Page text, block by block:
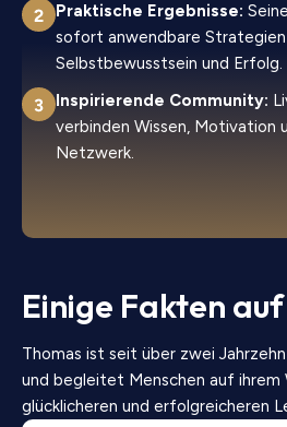
Praktische Ergebnisse:
sofort anwendbare
Selbstbewusstsein und Erfolg.
Inspirierende Community:
verbinden Wissen, Motivation
Netzwerk.
Einige Fakten
Thomas ist seit über zwei
und begleitet Menschen auf ihrem
glücklicheren und erfolgreicheren